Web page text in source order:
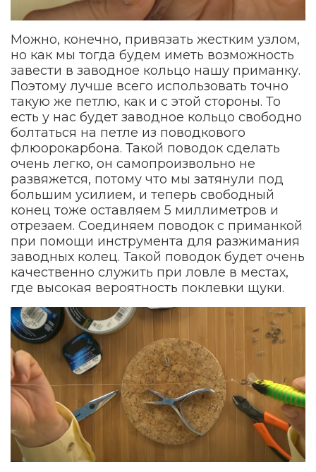
Можно, конечно, привязать жестким узлом,
но как мы тогда будем иметь возможность
завести в заводное кольцо нашу приманку.
Поэтому лучше всего использовать точно
такую же петлю, как и с этой стороны. То
есть у нас будет заводное кольцо свободно
болтаться на петле из поводкового
флюорокарбона. Такой поводок сделать
очень легко, он самопроизвольно не
развяжется, потому что мы затянули под
большим усилием, и теперь свободный
конец тоже оставляем 5 миллиметров и
отрезаем. Соединяем поводок с приманкой
при помощи инструмента для разжимания
заводных колец. Такой поводок будет очень
качественно служить при ловле в местах,
где высокая вероятность поклевки щуки.